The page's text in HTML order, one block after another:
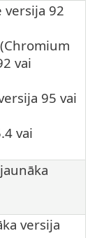
versija 92
vai
95 vai
vai
versija